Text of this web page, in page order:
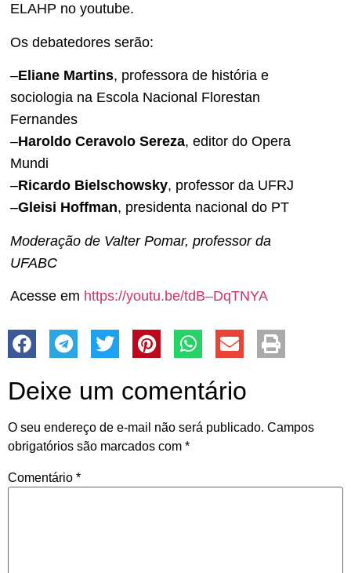
ELAHP no youtube.
Os debatedores serão:
–Eliane Martins, professora de história e
sociologia na Escola Nacional Florestan
Fernandes
–Haroldo Ceravolo Sereza, editor do Opera
Mundi
–Ricardo Bielschowsky, professor da UFRJ
–Gleisi Hoffman, presidenta nacional do PT
Moderação de Valter Pomar, professor da
UFABC
Acesse em https://youtu.be/tdB–DqTNYA
Deixe um comentário
O seu endereço de e-mail não será publicado. Campos
obrigatórios são marcados com *
Comentário *